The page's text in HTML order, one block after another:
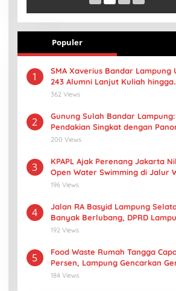
Populer
1
SMA Xaverius Bandar Lampung
243 Alumni Lanjut Kuliah hingga
Mancanegara
362 Views
2
Gunung Sulah Bandar Lampung:
Pendakian Singkat dengan
Kota yang Memukau
200 Views
3
KPAPL Ajak Perenang Jakarta
Open Water Swimming di Jalur
Lampung
196 Views
4
Jalan RA Basyid Lampung
Banyak Berlubang, DPRD
Dorong Masuk Prioritas APBD
192 Views
5
Food Waste Rumah Tangga
Persen, Lampung Gencarkan
Selamatan Pangan
184 Views